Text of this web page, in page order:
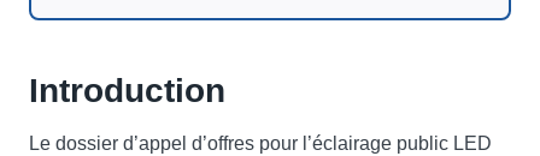
Introduction
Le dossier d’appel d’offres pour l’éclairage public LED